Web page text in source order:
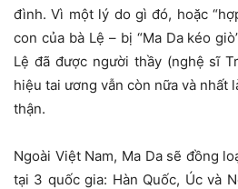
đình. Vì một lý do gì đó, hoặc
con của bà Lệ – bị “Ma Da kéo
Lệ đã được người thầy (nghệ sĩ
hiệu tai ương vẫn còn nữa và nhất
thận.
Ngoài Việt Nam, Ma Da sẽ đồng
tại 3 quốc gia: Hàn Quốc, Úc và